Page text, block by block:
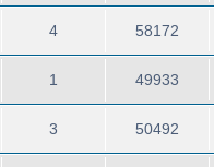
4 58172
1 49933
3 50492